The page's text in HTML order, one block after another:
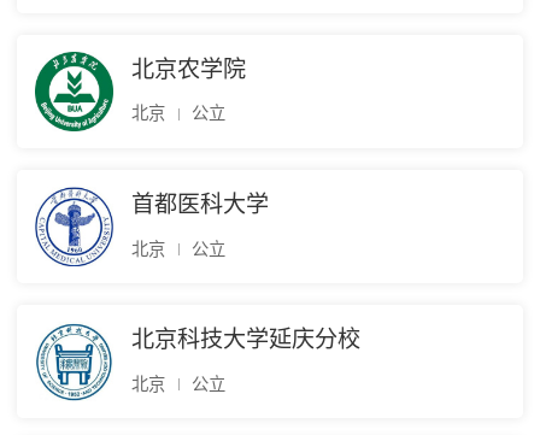
北京农学院
北京 公立
首都医科大学
北京 公立
北京科技大学延庆分校
北京 公立